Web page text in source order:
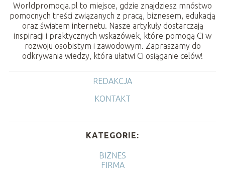
Worldpromocja.pl to miejsce, gdzie znajdziesz mnóstwo
pomocnych treści związanych z pracą, biznesem, edukacją
oraz światem internetu. Nasze artykuły dostarczają
inspiracji i praktycznych wskazówek, które pomogą Ci w
rozwoju osobistym i zawodowym. Zapraszamy do
odkrywania wiedzy, która ułatwi Ci osiąganie celów!
REDAKCJA
KONTAKT
KATEGORIE:
BIZNES
FIRMA